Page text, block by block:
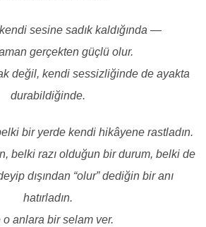
sesine sadık kaldığında —
gerçekten güçlü olur.
değil, kendi sessizliğinde de ayakta
durabildiğinde.
bir yerde kendi hikâyene rastladın.
belki razı olduğun bir durum, belki de
dışından “olur” dediğin bir anı
hatırladın.
o anlara bir selam ver.